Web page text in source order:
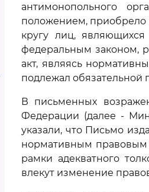
антимонопольного
положением, приобрело
кругу лиц,
федеральным законом,
акт, являясь
подлежал обязательной
В письменных
Федерации (далее -
указали, что Письмо
нормативным правовым
рамки адекватного
влекут изменение